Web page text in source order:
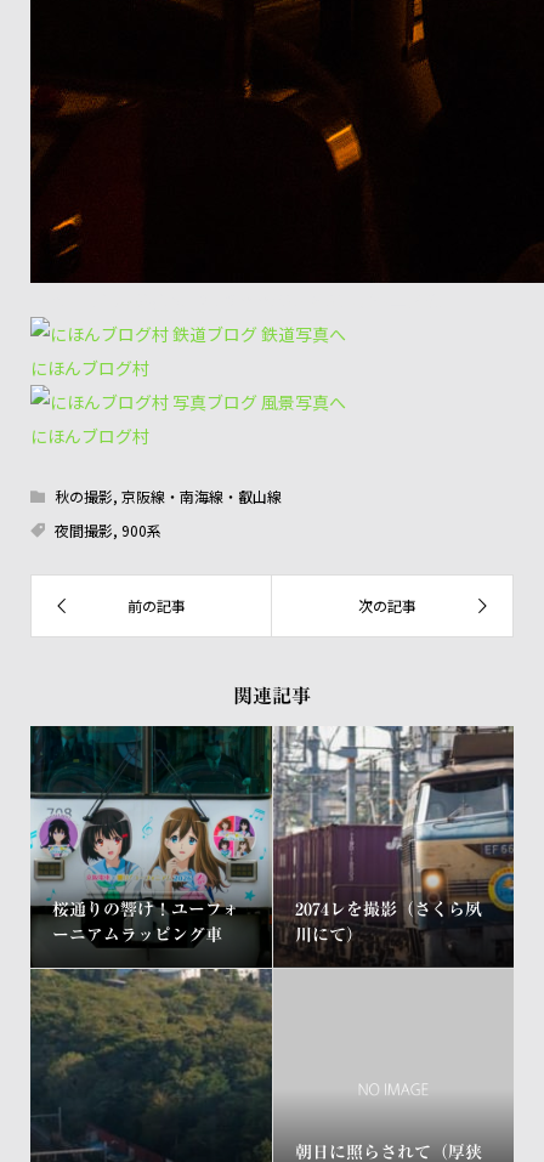
にほんブログ村
にほんブログ村
秋の撮影, 京阪線・南海線・叡山線
夜間撮影, 900系
関連記事
桜通りの響け！ユーフォ
ーニアムラッピング車
2074レを撮影（さくら夙
川にて）
朝日に照らされて（厚狭